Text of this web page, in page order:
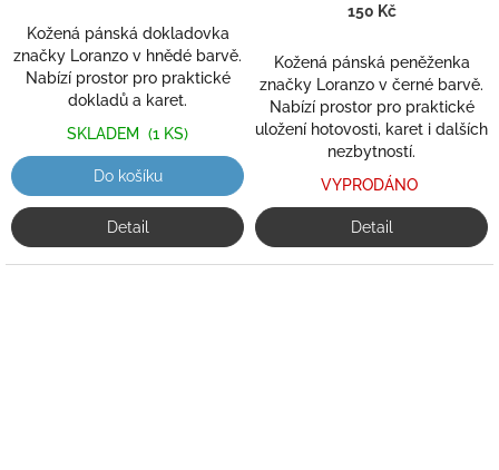
Kožená pánská dokladovka
značky Loranzo v hnědé barvě.
Nabízí prostor pro praktické
dokladů a karet.
SKLADEM (1 KS)
Do košíku
Detail
150 Kč
Kožená pánská peněženka
značky Loranzo v černé barvě.
Nabízí prostor pro praktické
uložení hotovosti, karet i dalších
nezbytností.
VYPRODÁNO
Detail